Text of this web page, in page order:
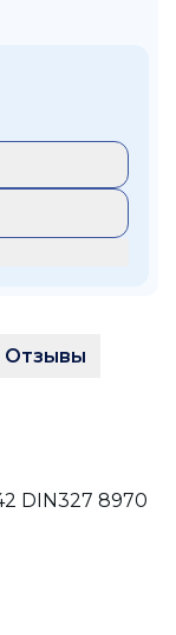
Отзывы
DIN327 8970